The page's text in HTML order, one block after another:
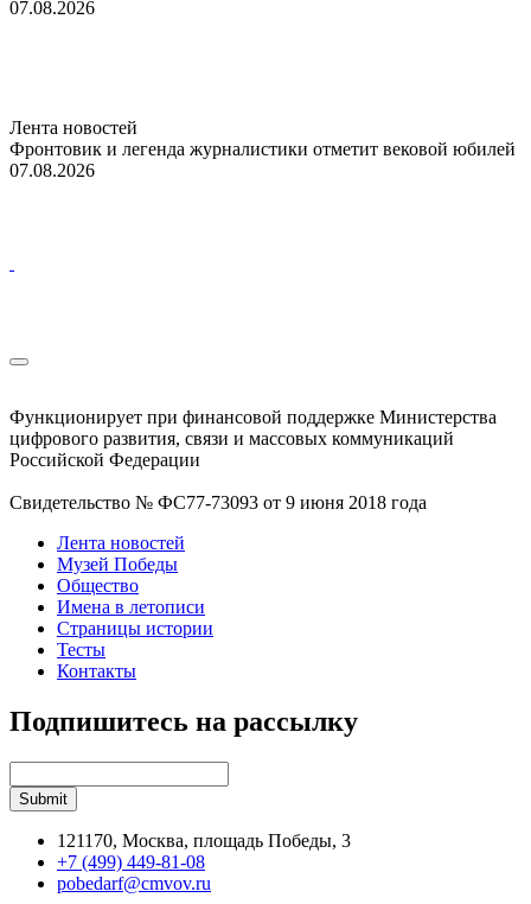
07.08.2026
Лента новостей
Фронтовик и легенда журналистики отметит вековой юбилей
07.08.2026
Функционирует при финансовой поддержке Министерства
цифрового развития, связи и массовых коммуникаций
Российской Федерации
Свидетельство № ФС77-73093 от 9 июня 2018 года
Лента новостей
Музей Победы
Общество
Имена в летописи
Страницы истории
Тесты
Контакты
Подпишитесь на рассылку
121170, Москва, площадь Победы, 3
+7 (499) 449-81-08
pobedarf@cmvov.ru